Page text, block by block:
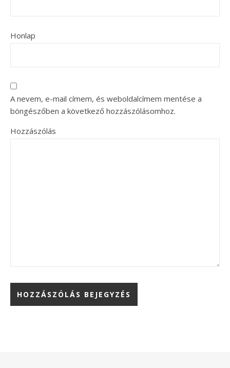
Honlap
A nevem, e-mail címem, és weboldalcímem mentése a
böngészőben a következő hozzászólásomhoz.
Hozzászólás